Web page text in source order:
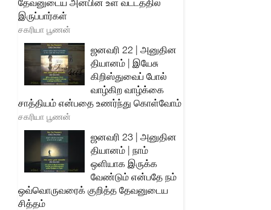
தேவனுடைய அன்பின் உள் வட்டத்தில்
இருப்பார்கள்
சகரியா பூணன்
ஜனவரி 22 | அனுதின
தியானம் | இயேசு
கிறிஸ்துவைப் போல்
வாழ்கிற வாழ்க்கை
சாத்தியம் என்பதை உணர்ந்து கொள்வோம்
சகரியா பூணன்
ஜனவரி 23 | அனுதின
தியானம் | நாம்
ஒளியாக இருக்க
வேண்டும் என்பதே நம்
ஒவ்வொருவரைக் குறித்த தேவனுடைய
சித்தம்